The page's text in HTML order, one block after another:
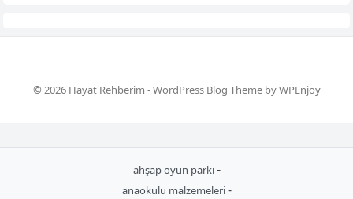
© 2026 Hayat Rehberim -WordPress Blog ThemebyWPEnjoy
ahşap oyun parkı-
anaokulu malzemeleri-